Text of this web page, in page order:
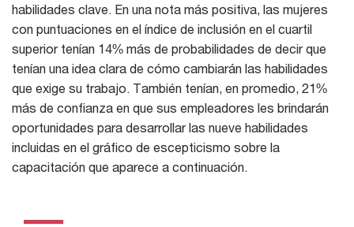
habilidades clave. En una nota más positiva, las mujeres
con puntuaciones en el índice de inclusión en el cuartil
superior tenían 14% más de probabilidades de decir que
tenían una idea clara de cómo cambiarán las habilidades
que exige su trabajo. También tenían, en promedio, 21%
más de confianza en que sus empleadores les brindarán
oportunidades para desarrollar las nueve habilidades
incluidas en el gráfico de escepticismo sobre la
capacitación que aparece a continuación.